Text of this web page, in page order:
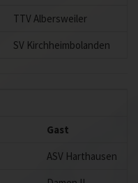
TTV Albersweiler
SV Kirchheimbolanden
Gast
ASV Harthausen